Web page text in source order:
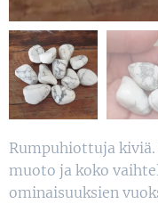
Rumpuhiottuja kiviä.
muoto ja koko
ominaisuuksien